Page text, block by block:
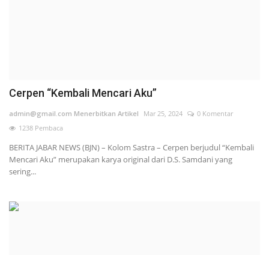
Cerpen “Kembali Mencari Aku”
admin@gmail.com Menerbitkan Artikel Mar 25, 2024
0 Komentar
1238 Pembaca
BERITA JABAR NEWS (BJN) – Kolom Sastra – Cerpen berjudul “Kembali
Mencari Aku” merupakan karya original dari D.S. Samdani yang
sering...